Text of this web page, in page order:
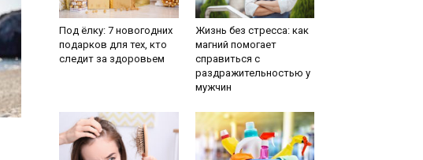
Под ёлку: 7 новогодних
подарков для тех, кто
следит за здоровьем
Жизнь без стресса: как
магний помогает
справиться с
раздражительностью у
мужчин